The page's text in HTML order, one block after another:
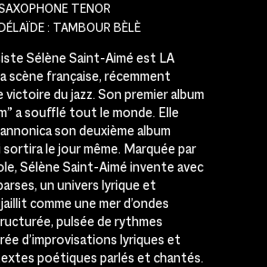
TENOR
: TAMBOUR BÈLÈ
Sélène Saint-Aimé est LA
scène française, récemment
victoire du jazz. Son premier album
a soufflé tout le monde. Elle
son deuxième album
sortira le jour même. Marquée par
Sélène Saint-Aimé invente avec
un univers lyrique et
comme une mer d’ondes
pulsée de rythmes
d’improvisations lyriques et
poétiques parlés et chantés.